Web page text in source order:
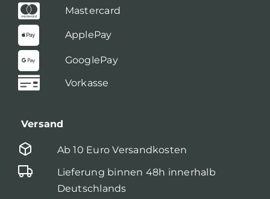
Mastercard
ApplePay
GooglePay
Vorkasse
Versand
Ab 10 Euro Versandkosten
Lieferung binnen 48h innerhalb
Deutschlands